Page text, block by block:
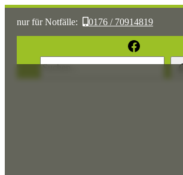
nur für Notfälle: 0176 / 70914819
Sonst: tierhilfe.wolfsburg@t-online.de
Facebook